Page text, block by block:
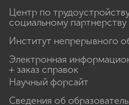
Центр по
социальному партнерству
Институт непрерывного
Электронная
+ заказ справок
Научный форсайт
Сведения об